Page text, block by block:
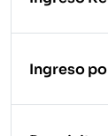
Ingreso